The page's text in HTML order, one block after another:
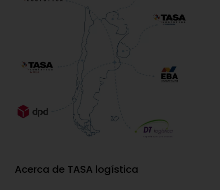
Acerca de TASA logística